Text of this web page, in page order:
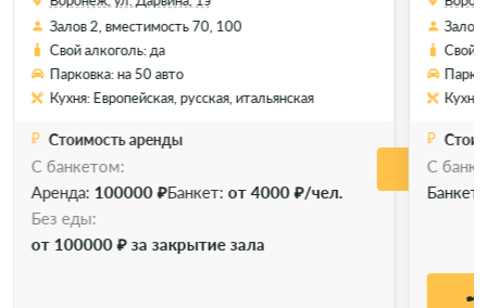
Позвонить
Залов 2, вместимость 70, 100
Свой алкоголь: да
Парковка: на 50 авто
Кухня: Европейская, русская, итальянская
Стоимость аренды
С банкетом:
Аренда: 100000 ₽Банкет:от 4000 ₽/чел.
Без еды:
от 100000 ₽ за закрытие зала
Залов
Свой
C
Банкет: